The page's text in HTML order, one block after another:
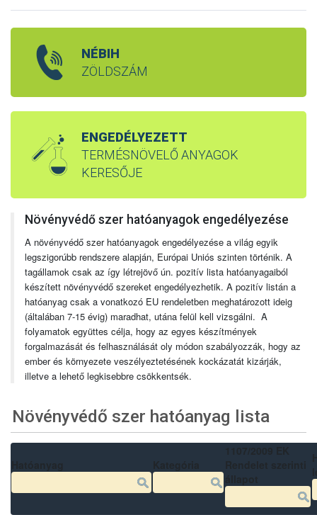
NÉBIH
ZÖLDSZÁM
ENGEDÉLYEZETT
TERMÉSNÖVELŐ ANYAGOK
KERESŐJE
Növényvédő szer hatóanyagok engedélyezése
A növényvédő szer hatóanyagok engedélyezése a világ egyik
legszigorúbb rendszere alapján, Európai Uniós szinten történik. A
tagállamok csak az így létrejövő ún. pozitív lista hatóanyagaiból
készített növényvédő szereket engedélyezhetik. A pozitív listán a
hatóanyag csak a vonatkozó EU rendeletben meghatározott ideig
(általában 7-15 évig) maradhat, utána felül kell vizsgálni. A
folyamatok együttes célja, hogy az egyes készítmények
forgalmazását és felhasználását oly módon szabályozzák, hogy az
ember és környezete veszélyeztetésének kockázatát kizárják,
illetve a lehető legkisebbre csökkentsék.
Növényvédő szer hatóanyag lista